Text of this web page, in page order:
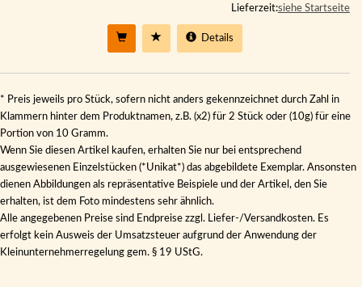
Lieferzeit:siehe Startseite
Details
* Preis jeweils pro Stück, sofern nicht anders gekennzeichnet durch Zahl in
Klammern hinter dem Produktnamen, z.B. (x2) für 2 Stück oder (10g) für eine
Portion von 10 Gramm.
Wenn Sie diesen Artikel kaufen, erhalten Sie nur bei entsprechend
ausgewiesenen Einzelstücken (*Unikat*) das abgebildete Exemplar. Ansonsten
dienen Abbildungen als repräsentative Beispiele und der Artikel, den Sie
erhalten, ist dem Foto mindestens sehr ähnlich.
Alle angegebenen Preise sind Endpreise zzgl. Liefer-/Versandkosten. Es
erfolgt kein Ausweis der Umsatzsteuer aufgrund der Anwendung der
Kleinunternehmerregelung gem. § 19 UStG.